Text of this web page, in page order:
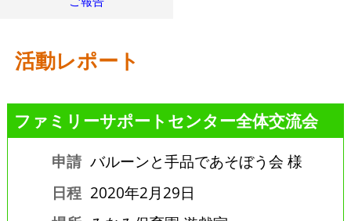
活動レポート
ファミリーサポートセンター全体交流会
申請 バルーンと手品であそぼう会 様
日程 2020年2月29日